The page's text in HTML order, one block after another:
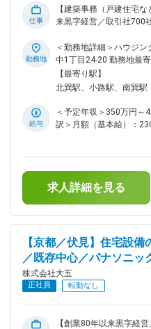
仕事
【建築事務（戸建住宅
来黒字経営／取引社700
扱う専門商社である当
木造建築図面の読み取り
入管理、納期管理など
担うポジションです。営
担っていただきます。 ■補足： 案件は戸建住宅などの木造建
築が中心です。扱う商材は
工管理担当との打ち合わ
その他、事務処理や問い合わせ対応
し＞ ・見積書・提案資
ック製品を中心とした
（照明スイッチなど）
各種書類作成 ■入社後： 経験やスキルに応じて徐々に業務を
お任せしていきます。社
知識や建築知識をさらに
す。 ■魅力： ＜幅広い建築知識が身につく＞ 建材だけではな
く、建築全体に関わる
ップアップできる＞ プ
勤務地
＜勤務地詳細＞ハウジ
中1丁目24-20 勤務地最
禁煙変更の範囲：会社の
【最寄り駅】
北巽駅、小路駅、南巽駅
給与
＜予定年収＞350万円～
訳＞月額（基本給）：
＜給与補足＞■賞与：年
月）■役職手当、職能手
り■社員の年収例：・年
円／月給24.5万円（26
額であり、選考を通じ
額)は固定手当を含めた
求人詳細を見る
【京都／伏見】住宅設
／既存中心／パナソニッ
株式会社大五
正社員 転勤なし
【創業80年以来黒字経